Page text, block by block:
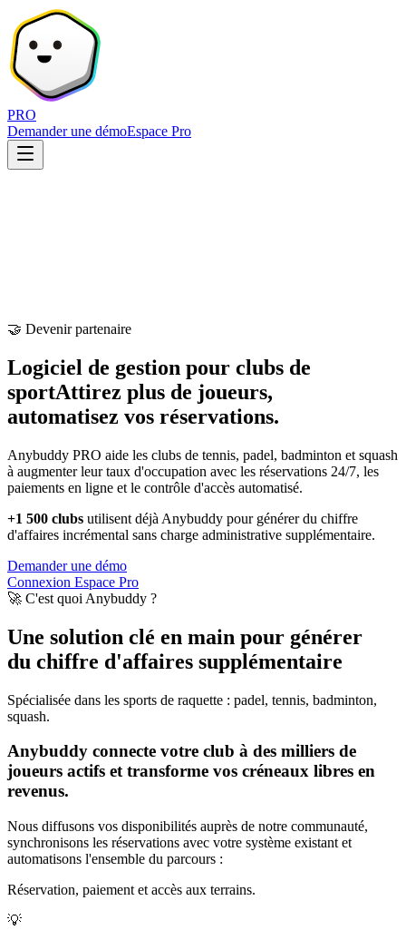
PRO
Demander une démoEspace Pro
🤝 Devenir partenaire
Logiciel de gestion pour clubs de
sportAttirez plus de joueurs,
automatisez vos réservations.
Anybuddy PRO aide les clubs de tennis, padel, badminton et squash
à augmenter leur taux d'occupation avec les réservations 24/7, les
paiements en ligne et le contrôle d'accès automatisé.
+1 500 clubs utilisent déjà Anybuddy pour générer du chiffre
d'affaires incrémental sans charge administrative supplémentaire.
Demander une démo
Connexion Espace Pro
🚀 C'est quoi Anybuddy ?
Une solution clé en main pour générer
du chiffre d'affaires supplémentaire
Spécialisée dans les sports de raquette : padel, tennis, badminton,
squash.
Anybuddy connecte votre club à des milliers de
joueurs actifs et transforme vos créneaux libres en
revenus.
Nous diffusons vos disponibilités auprès de notre communauté,
synchronisons les réservations avec votre système existant et
automatisons l'ensemble du parcours :
Réservation, paiement et accès aux terrains.
💡